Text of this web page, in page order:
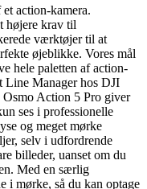
action-kamera.
højere krav til
værktøjer til at
øjeblikke. Vores mål
hele paletten af action-
Line Manager hos DJI
Action 5 Pro giver
ses i professionelle
og meget mørke
selv i udfordrende
billeder, uanset om du
Med en særlig
i mørke, så du kan optage